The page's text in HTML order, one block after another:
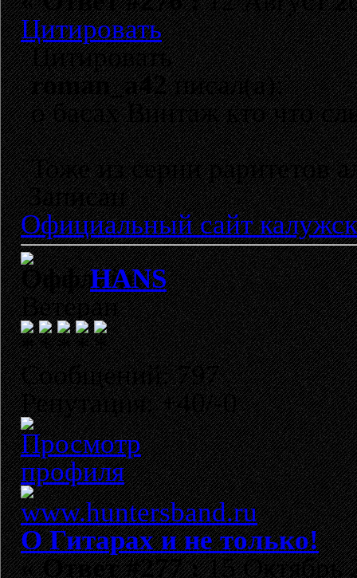
Цитировать
Цитировать
roman_a42писал(а):
о басах Винтаж кто что
Тоже из серии раритетов
Записан
Официальный сайт
HANS
Ветеран
Сообщений: 797
Репутация: +40/-0
О Гитарах и не только!
«Ответ #277 :15 Октябрь